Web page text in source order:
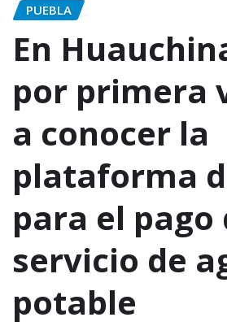
PUEBLA
En
por primera
a conocer la
plataforma
para el pago
servicio de
potable